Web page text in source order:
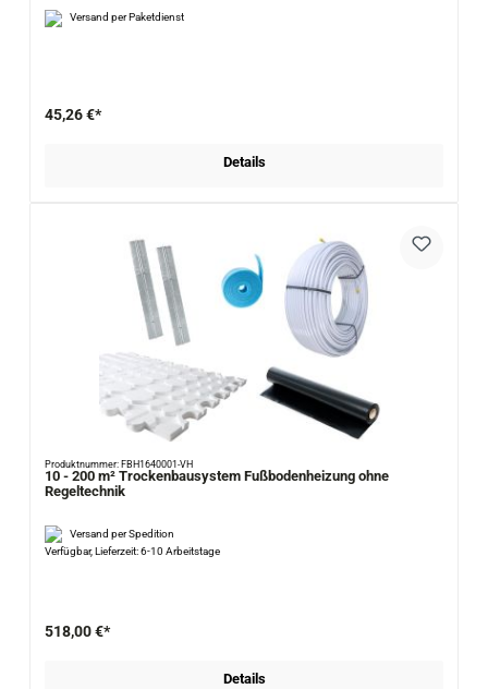
Versand per Paketdienst
45,26 €*
Details
Produktnummer: FBH1640001-VH
10 - 200 m² Trockenbausystem Fußbodenheizung ohne
Regeltechnik
Versand per Spedition
Verfügbar, Lieferzeit: 6-10 Arbeitstage
518,00 €*
Details